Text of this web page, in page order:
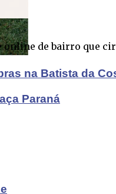
Paraná
na Batista da
de bairro que